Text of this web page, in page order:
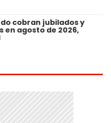
cobran jubilados y
en agosto de 2026,